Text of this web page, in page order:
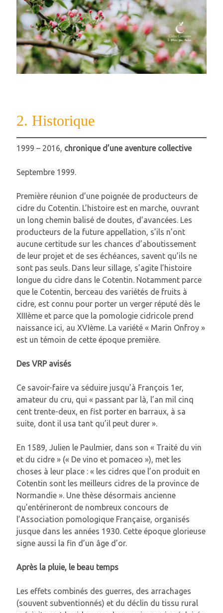
2. Historique
1999 – 2016, chronique d’une aventure collective
Septembre 1999.
Première réunion d’une poignée de producteurs de
cidre du Cotentin. L’histoire est en marche, ouvrant
un long chemin balisé de doutes, d’avancées. Les
producteurs de la future appellation, s’ils n’ont
aucune certitude sur les chances d’aboutissement
de leur projet et de ses échéances, savent qu’ils ne
sont pas seuls. Dans leur sillage, s’agite l’histoire
longue du cidre dans le Cotentin. Notamment parce
que le Cotentin, berceau des variétés de fruits à
cidre, est connu pour porter un verger réputé dès le
XIIIème et parce que la pomologie cidricole prend
naissance ici, au XVIème. La variété « Marin Onfroy »
est un témoin de cette époque première.
Des VRP avisés
Ce savoir-faire va séduire jusqu’à François 1er,
amateur du cru, qui « passant par là, l’an mil cinq
cent trente-deux, en fist porter en barraux, à sa
suite, dont il usa tant qu’il peut durer ».
En 1589, Julien le Paulmier, dans son « Traité du vin
et du cidre » (« De vino et pomaceo »), met les
choses à leur place : « les cidres que l’on produit en
Cotentin sont les meilleurs cidres de la province de
Normandie ». Une thèse désormais ancienne
qu’entérineront de nombreux concours de
l’Association pomologique Française, organisés
jusque dans les années 1930. Cette époque glorieuse
signe aussi la fin d’un âge d’or.
Après la pluie, le beau temps
Les effets combinés des guerres, des arrachages
(souvent subventionnés) et du déclin du tissu rural